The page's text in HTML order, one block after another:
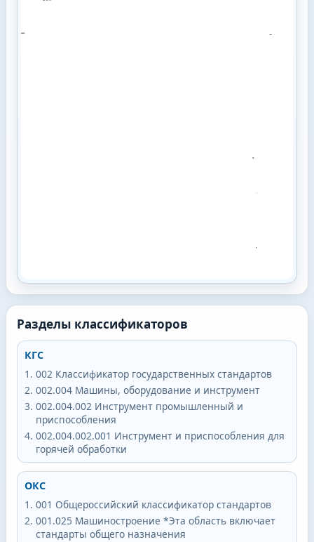
Разделы классификаторов
КГС
002 Классификатор государственных стандартов
002.004 Машины, оборудование и инструмент
002.004.002 Инструмент промышленный и
приспособления
002.004.002.001 Инструмент и приспособления для
горячей обработки
ОКС
001 Общероссийский классификатор стандартов
001.025 Машиностроение *Эта область включает
стандарты общего назначения